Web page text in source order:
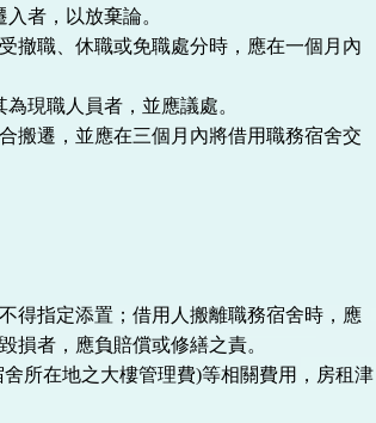
者，以放棄論。
撤職、休職或免職處分時，應在一個月內
現職人員者，並應議處。
搬遷，並應在三個月內將借用職務宿舍交
得指定添置；借用人搬離職務宿舍時，應
損者，應負賠償或修繕之責。
所在地之大樓管理費)等相關費用，房租津